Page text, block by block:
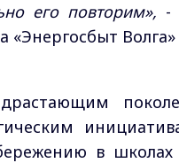
его повторим», -
«Энергосбыт
в